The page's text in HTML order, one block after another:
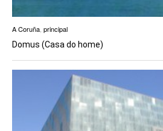
A Coruña, principal
Domus (Casa do home)